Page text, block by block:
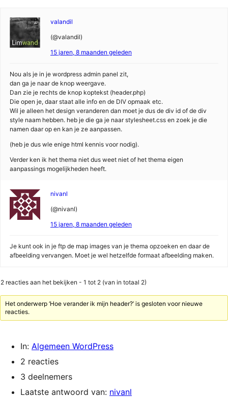
valandil
(@valandil)
15 jaren, 8 maanden geleden
Nou als je in je wordpress admin panel zit,
dan ga je naar de knop weergave.
Dan zie je rechts de knop koptekst (header.php)
Die open je, daar staat alle info en de DIV opmaak etc.
Wil je alleen het design veranderen dan moet je dus de div id of de div
style naam hebben. heb je die ga je naar stylesheet.css en zoek je die
namen daar op en kan je ze aanpassen.
(heb je dus wle enige html kennis voor nodig).
Verder ken ik het thema niet dus weet niet of het thema eigen
aanpassings mogelijkheden heeft.
nivanl
(@nivanl)
15 jaren, 8 maanden geleden
Je kunt ook in je ftp de map images van je thema opzoeken en daar de
afbeelding vervangen. Moet je wel hetzelfde formaat afbeelding maken.
2 reacties aan het bekijken - 1 tot 2 (van in totaal 2)
Het onderwerp ‘Hoe verander ik mijn header?’ is gesloten voor nieuwe
reacties.
In: Algemeen WordPress
2 reacties
3 deelnemers
Laatste antwoord van: nivanl